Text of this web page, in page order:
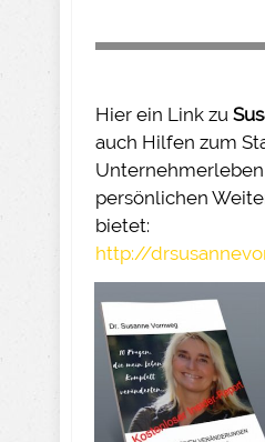
Hier ein Link zu
auch Hilfen zum
persönlichen
bietet:
http://